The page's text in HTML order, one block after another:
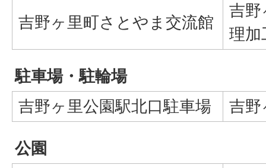
吉野ヶ里町さとやま交流館
吉野
理加
駐車場・駐輪場
吉野ヶ里公園駅北口駐車場
吉野
公園